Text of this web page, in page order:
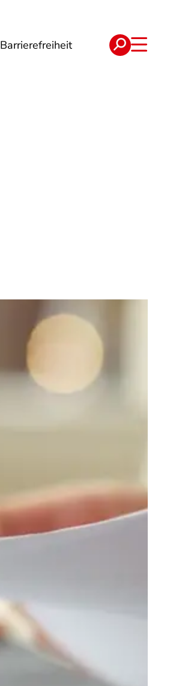
Barrierefreiheit
Verträge